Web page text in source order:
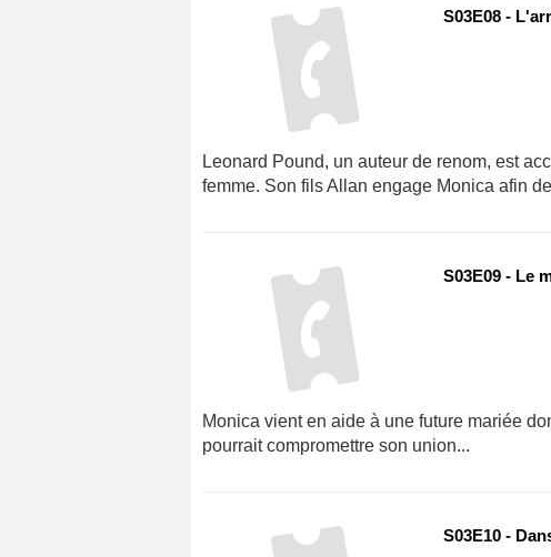
S03E08 -
Leonard Pound, un auteur de renom, est
femme. Son fils Allan engage Monica afin
S03E09 - Le
Monica vient en aide à une future mariée
pourrait compromettre son union...
S03E10 -